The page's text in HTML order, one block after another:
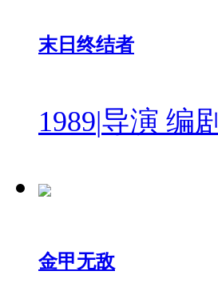
末日终结者
1989|导演 编剧
金甲无敌